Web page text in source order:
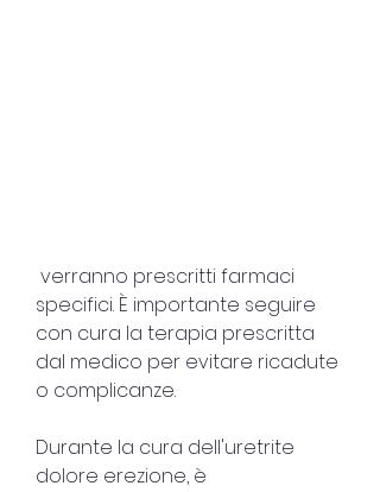
specifici. È importante seguire
con cura la terapia prescritta
dal medico per evitare ricadute
o complicanze.
Durante la cura dell'uretrite
dolore erezione, è